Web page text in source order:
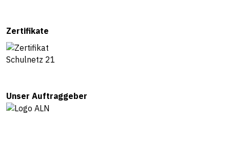
Zertifikate
Unser Auftraggeber